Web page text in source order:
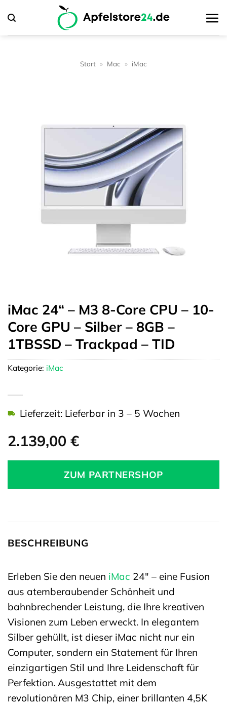
Inhalt
springen
Start » Mac » iMac
iMac 24“ – M3 8-Core CPU – 10-
Core GPU – Silber – 8GB –
1TBSSD – Trackpad – TID
2.139,00 €
Lieferzeit: Lieferbar in 3 – 5 Wochen
ZUM PARTNERSHOP
Kategorie: iMac
BESCHREIBUNG
Erleben Sie den neuen iMac 24″ – eine Fusion
aus atemberaubender Schönheit und
bahnbrechender Leistung, die Ihre kreativen
Visionen zum Leben erweckt. In elegantem
Silber gehüllt, ist dieser iMac nicht nur ein
Computer, sondern ein Statement für Ihren
einzigartigen Stil und Ihre Leidenschaft für
Perfektion. Ausgestattet mit dem
revolutionären M3 Chip, einer brillanten 4,5K